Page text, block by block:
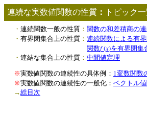
連続な実数値関数の性質 ： トピッ
・ 連続関数一般の性質 ： 関数の和差積商の
・ 有界閉集合上の性質 ： 連続関数による有
関数f(x)を有界閉集
・ 連結な集合上の性質 ： 中間値定理
※実数値関数の連続性の具体例： 1変数関数
※実数値関数の連続性の一般化： ベクトル
→総目次